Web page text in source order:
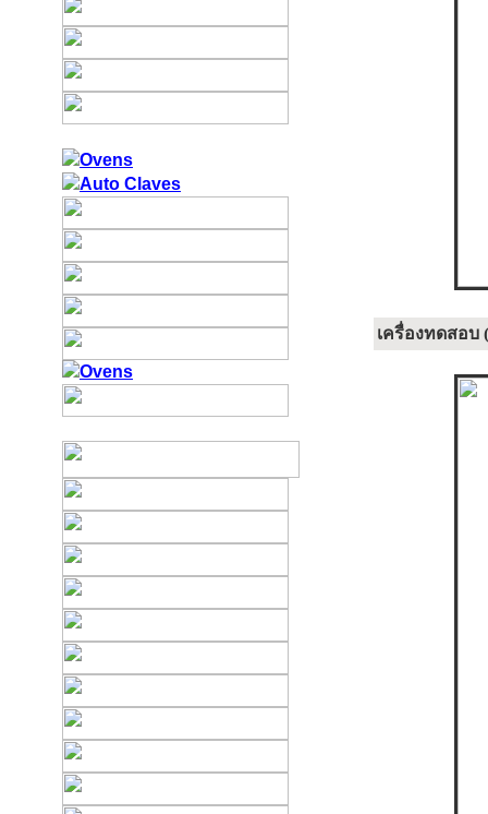
เครื่องทดสอบ